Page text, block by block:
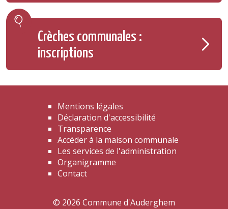
Crèches communales :
inscriptions
Mentions légales
Déclaration d'accessibilité
Transparence
Accéder à la maison communale
Les services de l'administration
Organigramme
Contact
© 2026 Commune d'Auderghem